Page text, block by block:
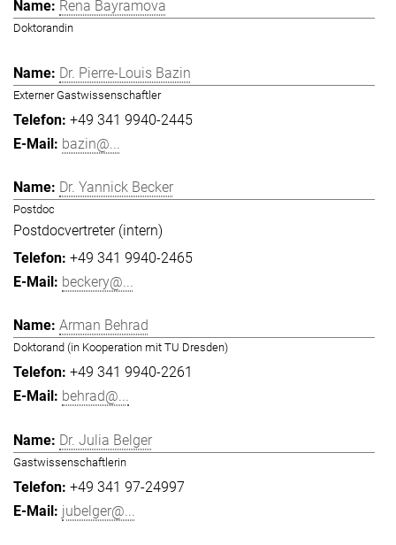
Rena Bayramova
Doktorandin
Dr. Pierre-Louis Bazin
Externer Gastwissenschaftler
+49 341 9940-2445
bazin@...
Dr. Yannick Becker
Postdoc
Postdocvertreter (intern)
+49 341 9940-2465
beckery@...
Arman Behrad
Doktorand (in Kooperation mit TU Dresden)
+49 341 9940-2261
behrad@...
Dr. Julia Belger
Gastwissenschaftlerin
+49 341 97-24997
jubelger@...